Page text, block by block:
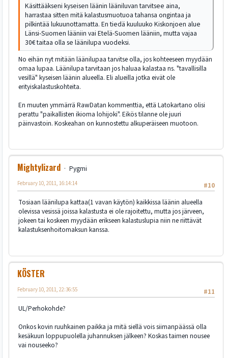
Käsittääkseni kyseisen läänin lääniluvan tarvitsee aina,
harrastaa sitten mitä kalastusmuotuoa tahansa ongintaa ja
pilkintää lukuunottamatta. En tiedä kuuluuko Kiskonjoen alue
Länsi-Suomen lääniin vai Etelä-Suomen lääniin, mutta vajaa
30€ taitaa olla se läänilupa vuodeksi.
No eihän nyt mitään läänilupaa tarvitse olla, jos kohteeseen myydään
omaa lupaa. Läänilupa tarvitaan jos haluaa kalastaa ns. "tavallisilla
vesillä" kyseisen läänin alueella. Eli alueilla jotka eivät ole
erityiskalastuskohteita.
En muuten ymmärrä RawDatan kommenttia, että Latokartano olisi
perattu "paikallisten ikioma lohijoki". Eikös tilanne ole juuri
päinvastoin. Koskeahan on kunnostettu alkuperäiseen muotoon.
Mightylizard
Pygmi
#10
February 10, 2011, 16:14:14
Tosiaan läänilupa kattaa(1 vavan käytön) kaikkissa läänin alueella
olevissa vesissä joissa kalastusta ei ole rajoitettu, mutta jos järveen,
jokeen tai koskeen myydään erikseen kalastuslupia niin ne riittävät
kalastuksenhoitomaksun kanssa.
KÖSTER
#11
February 10, 2011, 22:36:55
UL/Perhokohde?
Onkos kovin ruuhkainen paikka ja mitä siellä vois siimanpäässä olla
kesäkuun loppupuolella juhannuksen jälkeen? Koskas taimen nousee
vai nouseeko?